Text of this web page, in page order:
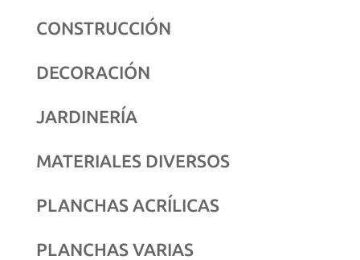
CONSTRUCCIÓN
DECORACIÓN
JARDINERÍA
MATERIALES DIVERSOS
PLANCHAS ACRÍLICAS
PLANCHAS VARIAS